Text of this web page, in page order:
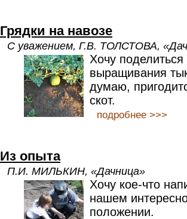
Грядки на навозе
С уважением, Г.В. ТОЛСТОВА,
Хочу
выращивания
думаю,
скот.
подробнее >>>
Из опыта
П.И. МИЛЬКИН, «Дачница»
Хочу кое-что
нашем
положении.